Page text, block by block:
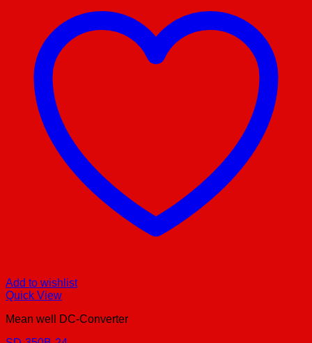
Add to wishlist
Quick View
Mean well DC-Converter